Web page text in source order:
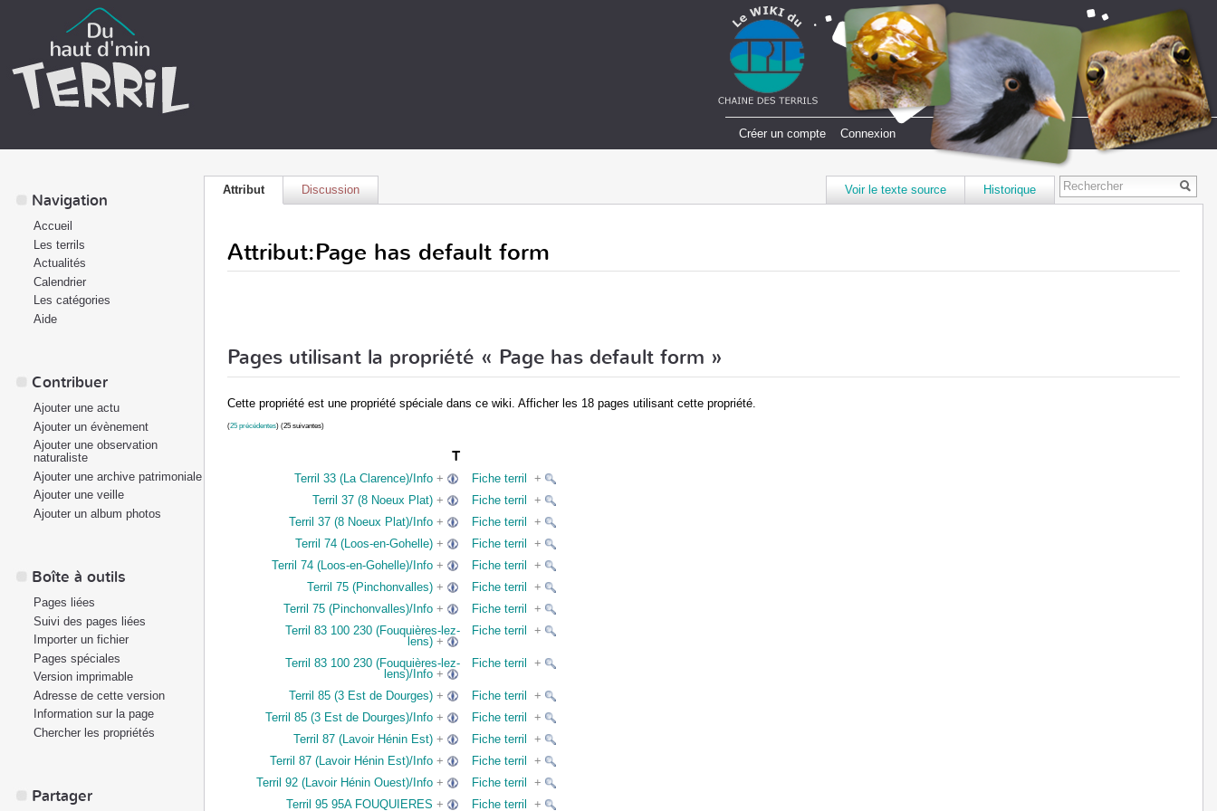
Créer un compte Connexion
Attribut Discussion Voir le texte source Historique
Attribut:Page has default form
Pages utilisant la propriété « Page has default form »
Cette propriété est une propriété spéciale dans ce wiki. Afficher les 18 pages utilisant cette propriété.
(25 précédentes) (25 suivantes)
T
Terril 33 (La Clarence)/Info + Fiche terril +
Terril 37 (8 Noeux Plat) + Fiche terril +
Terril 37 (8 Noeux Plat)/Info + Fiche terril +
Terril 74 (Loos-en-Gohelle) + Fiche terril +
Terril 74 (Loos-en-Gohelle)/Info + Fiche terril +
Terril 75 (Pinchonvalles) + Fiche terril +
Terril 75 (Pinchonvalles)/Info + Fiche terril +
Terril 83 100 230 (Fouquières-lez-
lens) +
Fiche terril +
Terril 83 100 230 (Fouquières-lez-
lens)/Info +
Fiche terril +
Terril 85 (3 Est de Dourges) + Fiche terril +
Terril 85 (3 Est de Dourges)/Info + Fiche terril +
Terril 87 (Lavoir Hénin Est) + Fiche terril +
Terril 87 (Lavoir Hénin Est)/Info + Fiche terril +
Terril 92 (Lavoir Hénin Ouest)/Info + Fiche terril +
Terril 95 95A FOUQUIERES + Fiche terril +
Navigation
Accueil
Les terrils
Actualités
Calendrier
Les catégories
Aide
Contribuer
Ajouter une actu
Ajouter un évènement
Ajouter une observation
naturaliste
Ajouter une archive patrimoniale
Ajouter une veille
Ajouter un album photos
Boîte à outils
Pages liées
Suivi des pages liées
Importer un fichier
Pages spéciales
Version imprimable
Adresse de cette version
Information sur la page
Chercher les propriétés
Partager